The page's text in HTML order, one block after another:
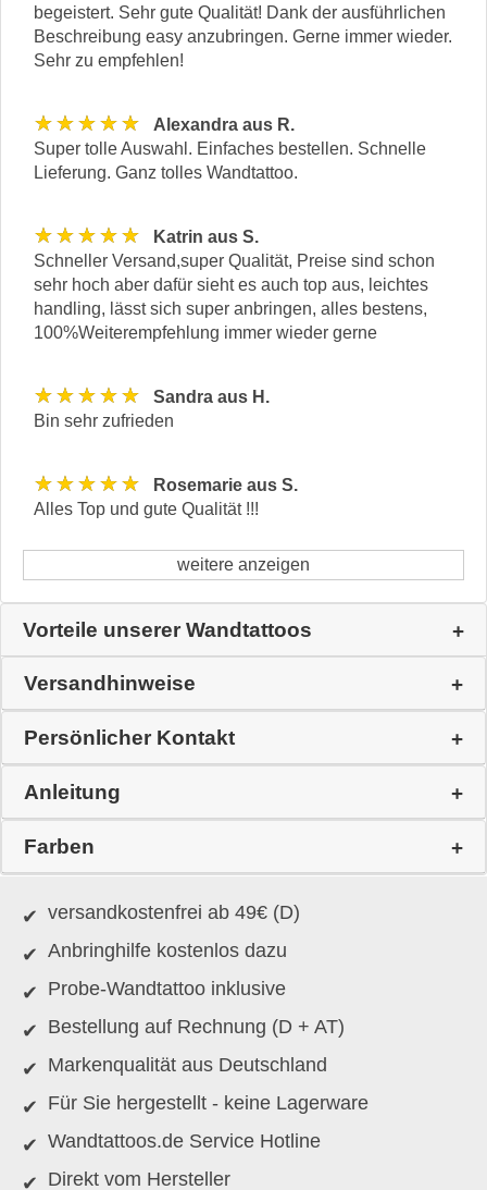
begeistert. Sehr gute Qualität! Dank der ausführlichen
Beschreibung easy anzubringen. Gerne immer wieder.
Sehr zu empfehlen!
★★★★★
Alexandra aus R.
Super tolle Auswahl. Einfaches bestellen. Schnelle
Lieferung. Ganz tolles Wandtattoo.
★★★★★
Katrin aus S.
Schneller Versand,super Qualität, Preise sind schon
sehr hoch aber dafür sieht es auch top aus, leichtes
handling, lässt sich super anbringen, alles bestens,
100%Weiterempfehlung immer wieder gerne
★★★★★
Sandra aus H.
Bin sehr zufrieden
★★★★★
Rosemarie aus S.
Alles Top und gute Qualität !!!
weitere anzeigen
Vorteile unserer Wandtattoos
Versandhinweise
Persönlicher Kontakt
Anleitung
Farben
versandkostenfrei ab 49€ (D)
Anbringhilfe kostenlos dazu
Probe-Wandtattoo inklusive
Bestellung auf Rechnung (D + AT)
Markenqualität aus Deutschland
Für Sie hergestellt - keine Lagerware
Wandtattoos.de Service Hotline
Direkt vom Hersteller